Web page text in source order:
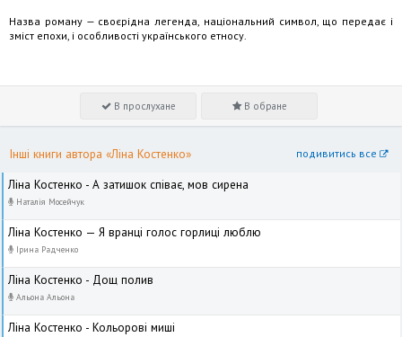
Назва роману — своєрідна легенда, національний символ, що передає і
зміст епохи, і особливості українського етносу.
В прослухане В обране
Інші книги автора «Ліна Костенко» подивитись все
Ліна Костенко - А затишок співає, мов сирена
Наталія Мосейчук
Ліна Костенко — Я вранці голос горлиці люблю
Ірина Радченко
Ліна Костенко - Дощ полив
Альона Альона
Ліна Костенко - Кольорові миші